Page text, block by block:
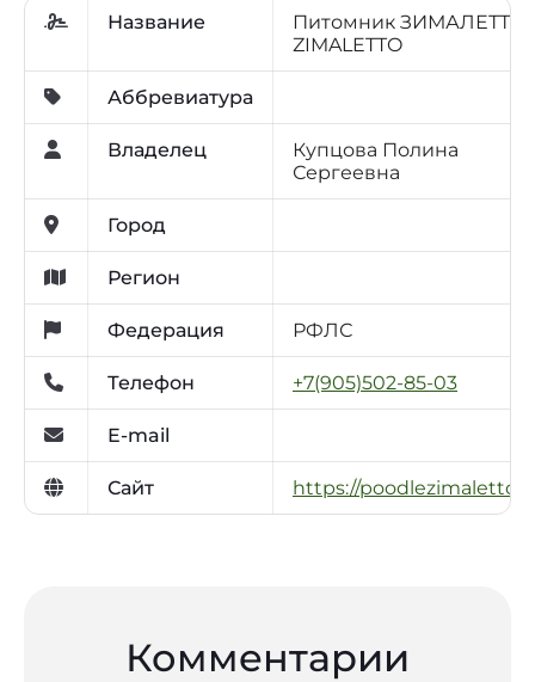
Название
Питомник ЗИМАЛЕТТО
ZIMALETTO
Аббревиатура
Владелец
Купцова Полина
Сергеевна
Город
Регион
Федерация РФЛС
Телефон +7(905)502-85-03
E-mail
Сайт https://
Комментарии